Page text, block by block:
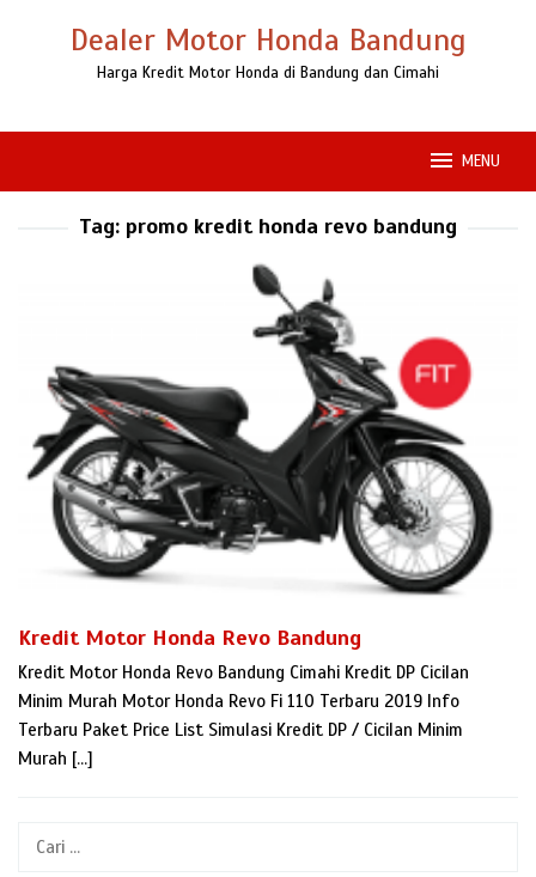
Dealer Motor Honda Bandung
Harga Kredit Motor Honda di Bandung dan Cimahi
MENU
Tag: promo kredit honda revo bandung
Kredit Motor Honda Revo Bandung
Kredit Motor Honda Revo Bandung Cimahi Kredit DP Cicilan
Minim Murah Motor Honda Revo Fi 110 Terbaru 2019 Info
Terbaru Paket Price List Simulasi Kredit DP / Cicilan Minim
Murah […]
Cari